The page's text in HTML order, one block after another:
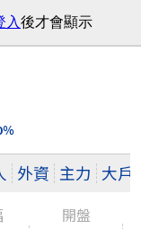
％
外資 主力 大戶
開盤